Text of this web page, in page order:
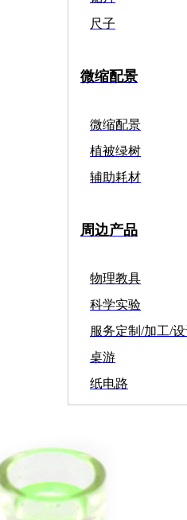
尺子
微缩配景
微缩配景
植被绿树
辅助耗材
周边产品
物理教具
科学实验
服务定制/加工/
桌游
纸电路